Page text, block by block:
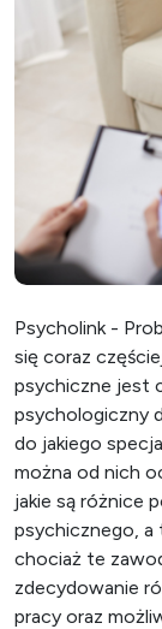
Psycholink -
się coraz
psychiczne jest
psychologiczny
do jakiego
można od nich
jakie są różnice
psychicznego, a
chociaż te
zdecydowanie
pracy oraz